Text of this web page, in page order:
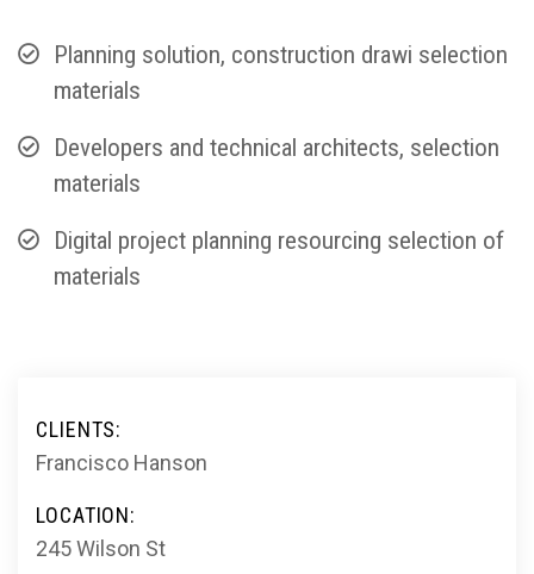
Planning solution, construction drawi selection
materials
Developers and technical architects, selection
materials
Digital project planning resourcing selection of
materials
CLIENTS:
Francisco Hanson
LOCATION:
245 Wilson St